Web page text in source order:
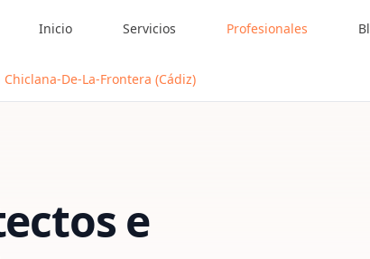
Inicio Servicios Profesionales
De-La-Frontera (Cádiz)
e